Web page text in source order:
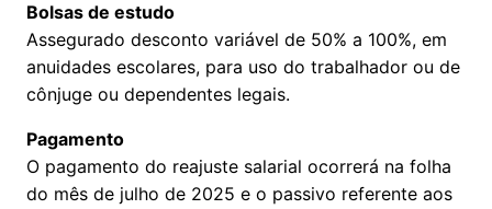
Bolsas de estudo
Assegurado desconto variável de 50% a 100%, em
anuidades escolares, para uso do trabalhador ou de
cônjuge ou dependentes legais.
Pagamento
O pagamento do reajuste salarial ocorrerá na folha
do mês de julho de 2025 e o passivo referente aos